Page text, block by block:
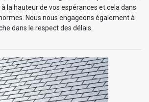
la hauteur de vos espérances et cela dans
Nous nous engageons également à
dans le respect des délais.